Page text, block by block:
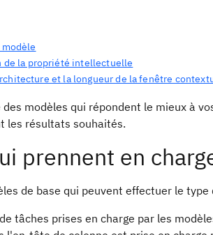
de la propriété intellectuelle
et la longueur de la fenêtre
modèles qui répondent le mieux à
les résultats souhaités.
prennent en
de base qui peuvent effectuer le
tâches prises en charge par les